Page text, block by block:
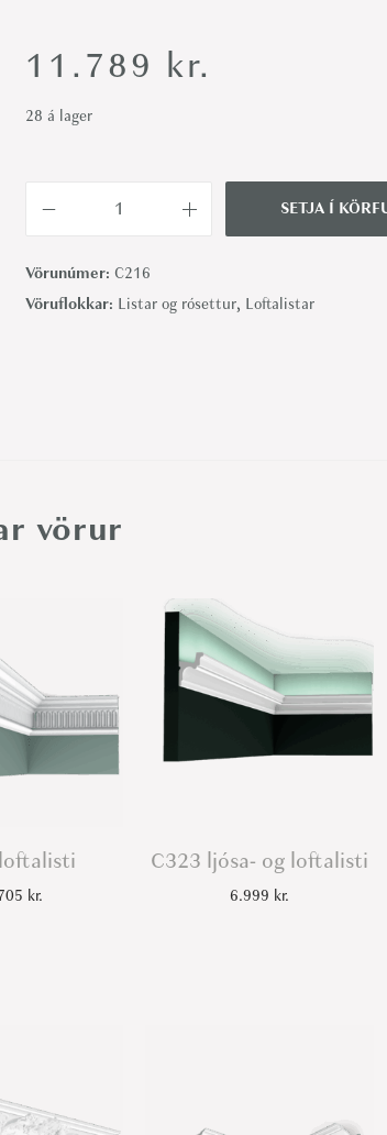
11.789 kr.
28 á lager
1
6
i
a
t
SETJA Í
Vörunúmer: C216
Vöruflokkar: Listar og rósettur, Loftalistar
vörur
kr.
C323 ljósa- og loftalisti
6.999 kr.